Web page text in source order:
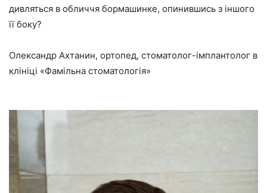
дивляться в обличчя бормашинке, опинившись з іншого
її боку?
Олександр Ахтанин, ортопед, стоматолог-імплантолог в
клініці «Фамільна стоматологія»